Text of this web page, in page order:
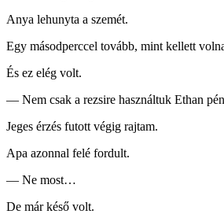
Anya lehunyta a szemét.
Egy másodperccel tovább, mint kellett
És ez elég volt.
— Nem csak a rezsire használtuk Ethan
Jeges érzés futott végig rajtam.
Apa azonnal felé fordult.
— Ne most…
De már késő volt.